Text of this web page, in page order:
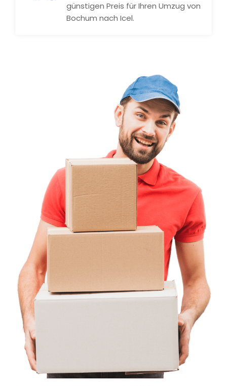
günstigen Preis für Ihren Umzug von
Bochum nach Icel.